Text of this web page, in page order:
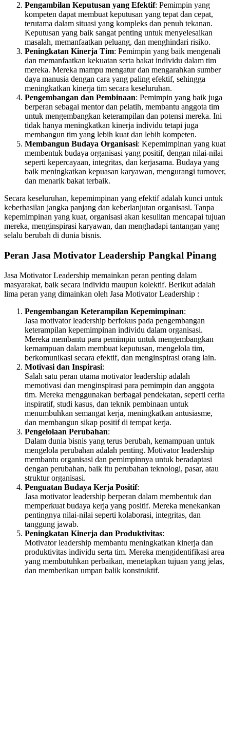
Pengambilan Keputusan yang Efektif: Pemimpin yang
kompeten dapat membuat keputusan yang tepat dan cepat,
terutama dalam situasi yang kompleks dan penuh tekanan.
Keputusan yang baik sangat penting untuk menyelesaikan
masalah, memanfaatkan peluang, dan menghindari risiko.
Peningkatan Kinerja Tim: Pemimpin yang baik mengenali
dan memanfaatkan kekuatan serta bakat individu dalam tim
mereka. Mereka mampu mengatur dan mengarahkan sumber
daya manusia dengan cara yang paling efektif, sehingga
meningkatkan kinerja tim secara keseluruhan.
Pengembangan dan Pembinaan: Pemimpin yang baik juga
berperan sebagai mentor dan pelatih, membantu anggota tim
untuk mengembangkan keterampilan dan potensi mereka. Ini
tidak hanya meningkatkan kinerja individu tetapi juga
membangun tim yang lebih kuat dan lebih kompeten.
Membangun Budaya Organisasi: Kepemimpinan yang kuat
membentuk budaya organisasi yang positif, dengan nilai-nilai
seperti kepercayaan, integritas, dan kerjasama. Budaya yang
baik meningkatkan kepuasan karyawan, mengurangi turnover,
dan menarik bakat terbaik.
Secara keseluruhan, kepemimpinan yang efektif adalah kunci untuk
keberhasilan jangka panjang dan keberlanjutan organisasi. Tanpa
kepemimpinan yang kuat, organisasi akan kesulitan mencapai tujuan
mereka, menginspirasi karyawan, dan menghadapi tantangan yang
selalu berubah di dunia bisnis.
Peran Jasa Motivator Leadership Pangkal Pinang
Jasa Motivator Leadership memainkan peran penting dalam
masyarakat, baik secara individu maupun kolektif. Berikut adalah
lima peran yang dimainkan oleh Jasa Motivator Leadership :
Pengembangan Keterampilan Kepemimpinan:
Jasa motivator leadership berfokus pada pengembangan
keterampilan kepemimpinan individu dalam organisasi.
Mereka membantu para pemimpin untuk mengembangkan
kemampuan dalam membuat keputusan, mengelola tim,
berkomunikasi secara efektif, dan menginspirasi orang lain.
Motivasi dan Inspirasi:
Salah satu peran utama motivator leadership adalah
memotivasi dan menginspirasi para pemimpin dan anggota
tim. Mereka menggunakan berbagai pendekatan, seperti cerita
inspiratif, studi kasus, dan teknik pembinaan untuk
menumbuhkan semangat kerja, meningkatkan antusiasme,
dan membangun sikap positif di tempat kerja.
Pengelolaan Perubahan:
Dalam dunia bisnis yang terus berubah, kemampuan untuk
mengelola perubahan adalah penting. Motivator leadership
membantu organisasi dan pemimpinnya untuk beradaptasi
dengan perubahan, baik itu perubahan teknologi, pasar, atau
struktur organisasi.
Penguatan Budaya Kerja Positif:
Jasa motivator leadership berperan dalam membentuk dan
memperkuat budaya kerja yang positif. Mereka menekankan
pentingnya nilai-nilai seperti kolaborasi, integritas, dan
tanggung jawab.
Peningkatan Kinerja dan Produktivitas:
Motivator leadership membantu meningkatkan kinerja dan
produktivitas individu serta tim. Mereka mengidentifikasi area
yang membutuhkan perbaikan, menetapkan tujuan yang jelas,
dan memberikan umpan balik konstruktif.